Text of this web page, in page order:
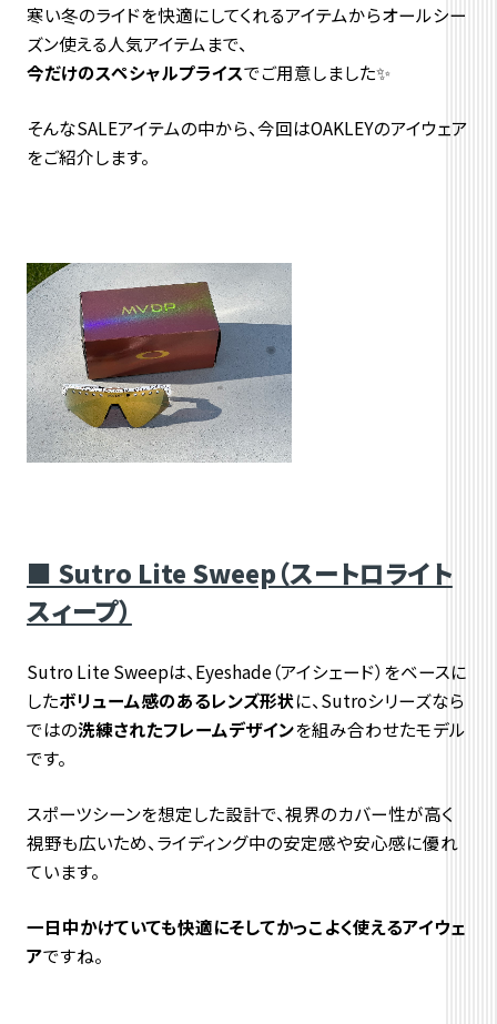
寒い冬のライドを快適にしてくれるアイテムからオールシー
ズン使える人気アイテムまで、
今だけのスペシャルプライスでご用意しました✨
そんなSALEアイテムの中から、今回はOAKLEYのアイウェア
をご紹介します。
■ Sutro Lite Sweep（スートロライト
スィープ）
Sutro Lite Sweepは、Eyeshade（アイシェード）をベースに
したボリューム感のあるレンズ形状に、Sutroシリーズなら
ではの洗練されたフレームデザインを組み合わせたモデル
です。
スポーツシーンを想定した設計で、視界のカバー性が高く
視野も広いため、ライディング中の安定感や安心感に優れ
ています。
一日中かけていても快適にそしてかっこよく使えるアイウェ
アですね。